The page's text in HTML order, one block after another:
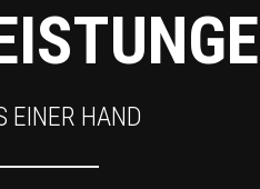
EINER HAND